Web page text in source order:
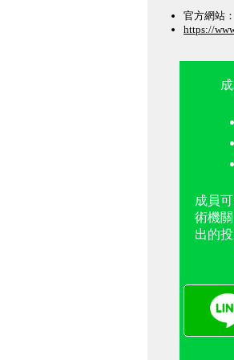
官方網站：
https://
成員
術機
出的